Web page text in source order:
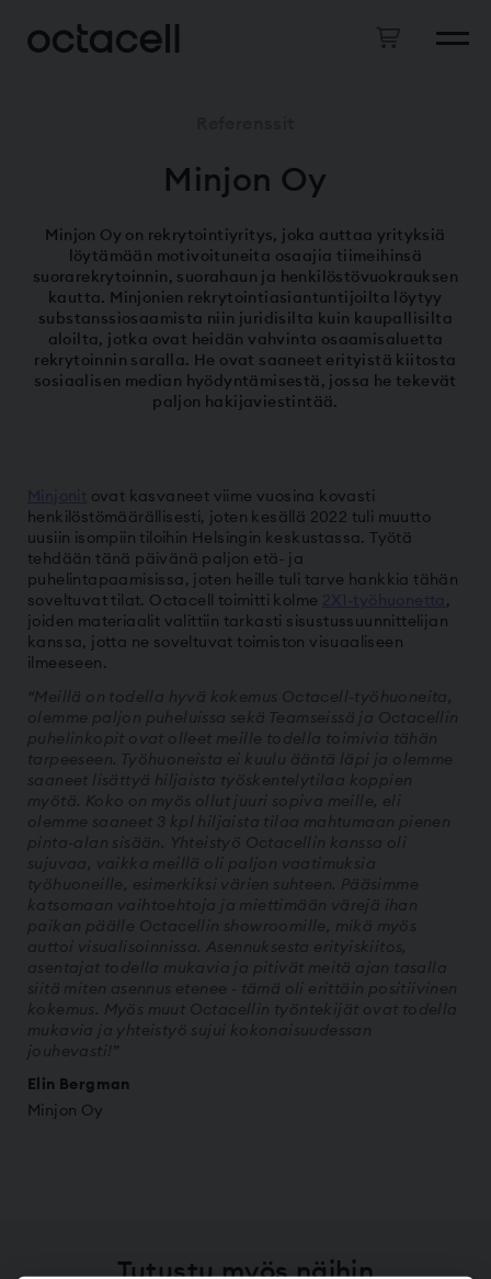
Minjon Oy
Minjon Oy on rekrytointiyritys, joka auttaa yrityksiä
löytämään motivoituneita osaajia tiimeihinsä
suorarekrytoinnin, suorahaun ja henkilöstövuokrauksen
kautta. Minjonien rekrytointiasiantuntijoilta löytyy
substanssiosaamista niin juridisilta kuin kaupallisilta
aloilta, jotka ovat heidän vahvinta osaamisaluetta
rekrytoinnin saralla. He ovat saaneet erityistä kiitosta
sosiaalisen median hyödyntämisestä, jossa he tekevät
paljon hakijaviestintää.
ovat kasvaneet viime vuosina kovasti
henkilöstömäärällisesti, joten kesällä 2022 tuli muutto
uusiin isompiin tiloihin Helsingin keskustassa. Työtä
tehdään tänä päivänä paljon etä- ja
puhelintapaamisissa, joten heille tuli tarve hankkia tähän
soveltuvat tilat. Octacell toimitti kolme
,
joiden materiaalit valittiin tarkasti sisustussuunnittelijan
kanssa, jotta ne soveltuvat toimiston visuaaliseen
ilmeeseen.
“Meillä on todella hyvä kokemus Octacell-työhuoneita,
olemme paljon puheluissa sekä Teamseissä ja Octacellin
puhelinkopit ovat olleet meille todella toimivia tähän
tarpeeseen. Työhuoneista ei kuulu ääntä läpi ja olemme
saaneet lisättyä hiljaista työskentelytilaa koppien
myötä. Koko on myös ollut juuri sopiva meille, eli
olemme saaneet 3 kpl hiljaista tilaa mahtumaan pienen
pinta-alan sisään. Yhteistyö Octacellin kanssa oli
sujuvaa, vaikka meillä oli paljon vaatimuksia
työhuoneille, esimerkiksi värien suhteen. Pääsimme
katsomaan vaihtoehtoja ja miettimään värejä ihan
paikan päälle Octacellin showroomille, mikä myös
auttoi visualisoinnissa. Asennuksesta erityiskiitos,
asentajat todella mukavia ja pitivät meitä ajan tasalla
siitä miten asennus etenee - tämä oli erittäin positiivinen
kokemus. Myös muut Octacellin työntekijät ovat todella
mukavia ja yhteistyö sujui kokonaisuudessan
jouhevasti!”
Elin Bergman
Minjon Oy
Tutustu myös näihin